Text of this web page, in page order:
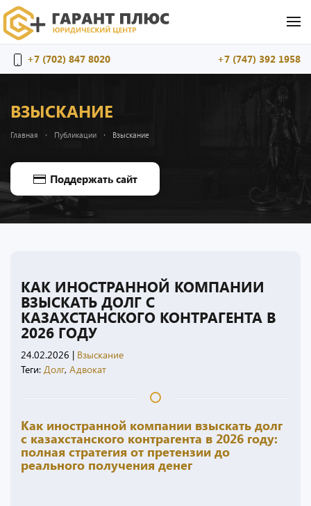
+7 (702) 847 8020 +7 (747) 392 1958
ВЗЫСКАНИЕ
Главная Публикации Взыскание
Поддержать сайт
КАК ИНОСТРАННОЙ КОМПАНИИ
ВЗЫСКАТЬ ДОЛГ С
КАЗАХСТАНСКОГО КОНТРАГЕНТА В
2026 ГОДУ
24.02.2026 | Взыскание
Теги: Долг, Адвокат
Как иностранной компании взыскать долг
с казахстанского контрагента в 2026 году:
полная стратегия от претензии до
реального получения денег